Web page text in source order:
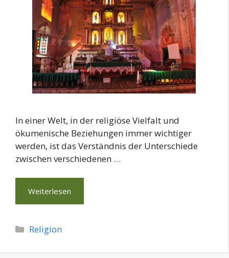
In einer Welt, in der religiöse Vielfalt und
ökumenische Beziehungen immer wichtiger
werden, ist das Verständnis der Unterschiede
zwischen verschiedenen …
Weiterlesen
Kategorien
Religion